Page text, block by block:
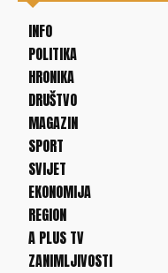
INFO
POLITIKA
HRONIKA
DRUŠTVO
MAGAZIN
SPORT
SVIJET
EKONOMIJA
REGION
A PLUS TV
ZANIMLJIVOSTI